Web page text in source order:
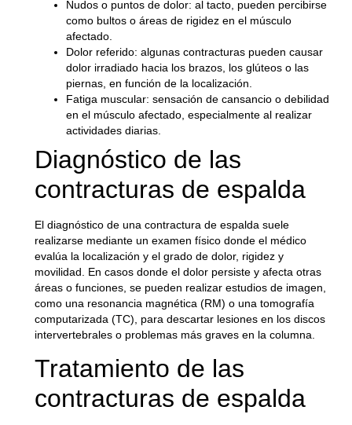
Nudos o puntos de dolor: al tacto, pueden percibirse
como bultos o áreas de rigidez en el músculo
afectado.
Dolor referido: algunas contracturas pueden causar
dolor irradiado hacia los brazos, los glúteos o las
piernas, en función de la localización.
Fatiga muscular: sensación de cansancio o debilidad
en el músculo afectado, especialmente al realizar
actividades diarias.
Diagnóstico de las
contracturas de espalda
El diagnóstico de una contractura de espalda suele
realizarse mediante un examen físico donde el médico
evalúa la localización y el grado de dolor, rigidez y
movilidad. En casos donde el dolor persiste y afecta otras
áreas o funciones, se pueden realizar estudios de imagen,
como una resonancia magnética (RM) o una tomografía
computarizada (TC), para descartar lesiones en los discos
intervertebrales o problemas más graves en la columna.
Tratamiento de las
contracturas de espalda